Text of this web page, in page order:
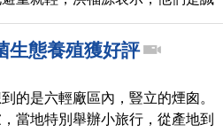
化工安，避免再度發生工安意外。
生態養殖獲好評
的是六輕廠區內，豎立的煙囪。
當地特別舉辦小旅行，從產地到